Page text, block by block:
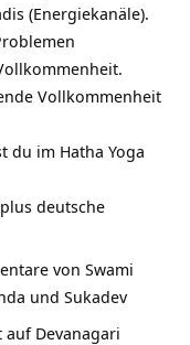
(Energiekanäle).
Vollkommenheit
du im Hatha Yoga
deutsche
von Swami
und Sukadev
auf Devanagari